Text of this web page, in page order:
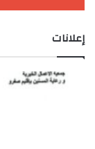
إعلانات